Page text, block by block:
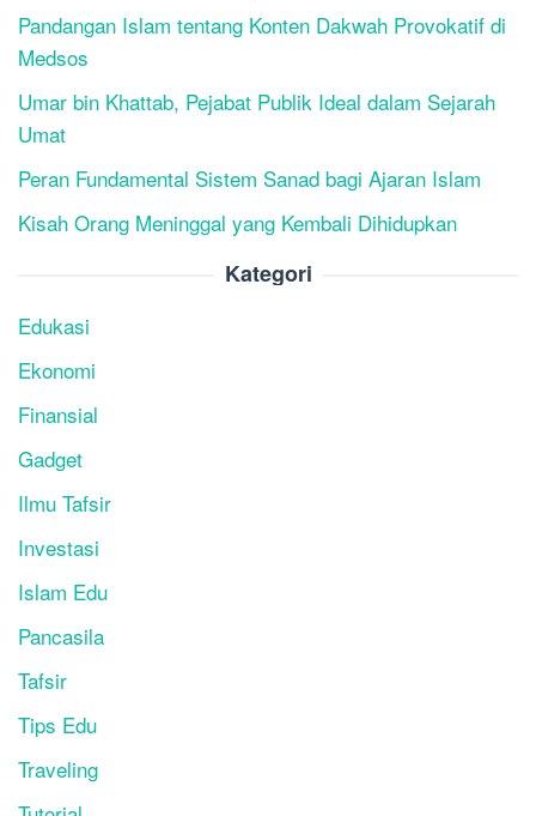
Pandangan Islam tentang Konten Dakwah Provokatif di
Medsos
Umar bin Khattab, Pejabat Publik Ideal dalam Sejarah
Umat
Peran Fundamental Sistem Sanad bagi Ajaran Islam
Kisah Orang Meninggal yang Kembali Dihidupkan
Kategori
Edukasi
Ekonomi
Finansial
Gadget
Ilmu Tafsir
Investasi
Islam Edu
Pancasila
Tafsir
Tips Edu
Traveling